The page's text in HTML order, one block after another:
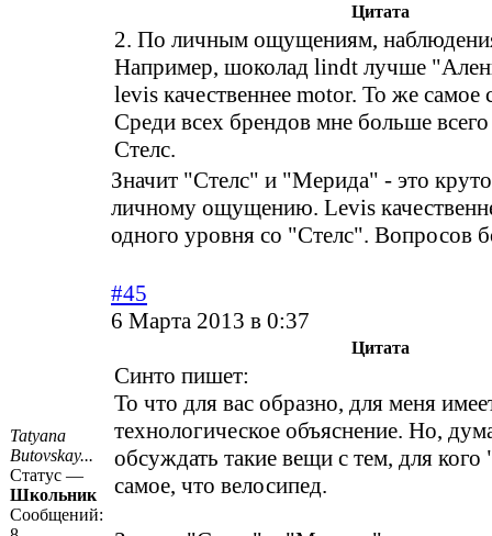
Цитата
2. По личным ощущениям,
Например, шоколад lindt лучше
levis качественнее motor. То же самое
Среди всех брендов мне больше всего
Стелс.
Значит "Стелс" и "Мерида" - это
личному ощущению. Levis
одного уровня со "Стелс". Вопросов
Tatyana
Butovskay...
Статус —
Школьник
Сообщений:
#45
6 Марта 2013 в 0:37
Цитата
Синто пишет:
То что для вас образно, для меня
технологическое объяснение. Но,
обсуждать такие вещи с тем, для
самое, что велосипед.